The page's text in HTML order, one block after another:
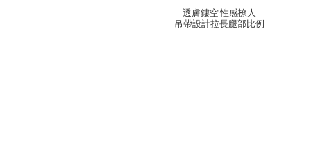
透膚鏤空 性感撩人
吊帶設計拉長腿部比例